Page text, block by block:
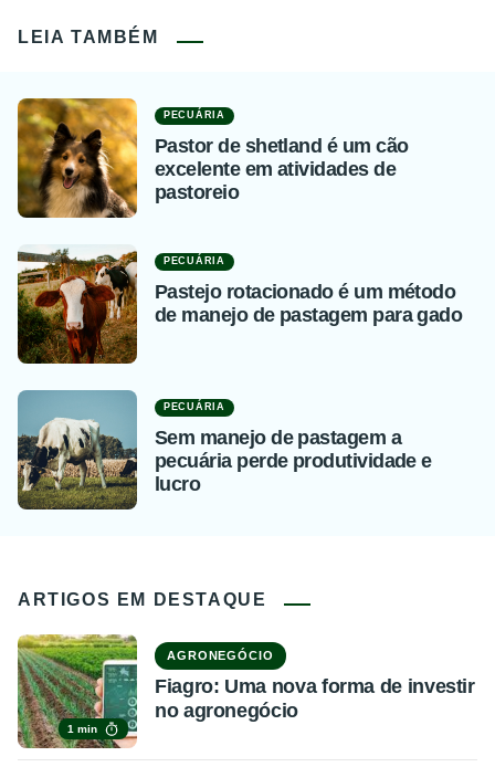
LEIA TAMBÉM
PECUÁRIA
Pastor de shetland é um cão
excelente em atividades de
pastoreio
PECUÁRIA
Pastejo rotacionado é um método
de manejo de pastagem para gado
PECUÁRIA
Sem manejo de pastagem a
pecuária perde produtividade e
lucro
ARTIGOS EM DESTAQUE
1 min
AGRONEGÓCIO
Fiagro: Uma nova forma de investir
no agronegócio